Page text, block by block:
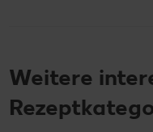
Weitere